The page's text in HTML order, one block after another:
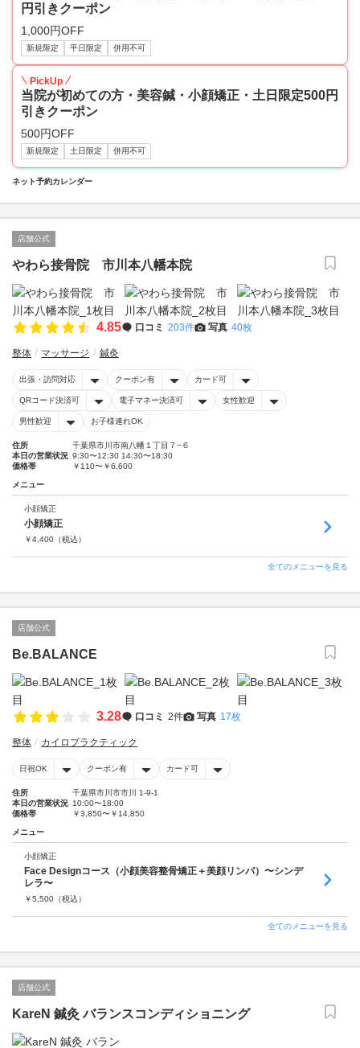
円引きクーポン
1,000円OFF
新規限定 平日限定 併用不可
PickUp
当院が初めての方・美容鍼・小顔矯正・土日限定500円
引きクーポン
500円OFF
新規限定 土日限定 併用不可
ネット予約カレンダー
店舗公式
やわら接骨院 市川本八幡本院
4.85 口コミ 203件 写真 40枚
整体 マッサージ 鍼灸
出張・訪問対応 クーポン有 カード可
QRコード決済可 電子マネー決済可 女性歓迎
男性歓迎 お子様連れOK
住所
千葉県市川市南八幡１丁目７−６
本日の営業状況 9:30〜12:30 14:30〜18:30
価格帯
￥110〜￥6,600
メニュー
小顔矯正
小顔矯正
￥4,400 （税込）
全てのメニューを見る
店舗公式
Be.BALANCE
3.28 口コミ 2件 写真 17枚
整体 カイロプラクティック
日祝OK クーポン有 カード可
住所
千葉県市川市市川 1-9-1
本日の営業状況 10:00〜18:00
価格帯
￥3,850〜￥14,850
メニュー
小顔矯正
Face Designコース（小顔美容整骨矯正＋美顔リンパ）〜シンデ
レラ〜
￥5,500 （税込）
全てのメニューを見る
店舗公式
KareN 鍼灸 バランスコンディショニング